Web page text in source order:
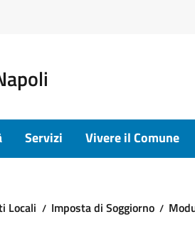
Servizi Vivere il Comune
Locali Imposta di Soggiorno